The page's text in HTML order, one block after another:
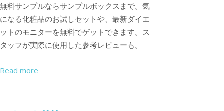
無料サンプルならサンプルボックスまで。気
になる化粧品のお試しセットや、最新ダイエ
ットのモニターを無料でゲットできます。ス
タッフが実際に使用した参考レビューも。
Read more